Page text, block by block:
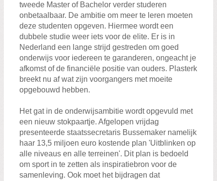
tweede Master of Bachelor verder studeren
onbetaalbaar. De ambitie om meer te leren moeten
deze studenten opgeven. Hiermee wordt een
dubbele studie weer iets voor de elite. Er is in
Nederland een lange strijd gestreden om goed
onderwijs voor iedereen te garanderen, ongeacht je
afkomst of de financiële positie van ouders. Plasterk
breekt nu af wat zijn voorgangers met moeite
opgebouwd hebben.
Het gat in de onderwijsambitie wordt opgevuld met
een nieuw stokpaartje. Afgelopen vrijdag
presenteerde staatssecretaris Bussemaker namelijk
haar 13,5 miljoen euro kostende plan 'Uitblinken op
alle niveaus en alle terreinen'. Dit plan is bedoeld
om sport in te zetten als inspiratiebron voor de
samenleving. Ook moet het bijdragen dat